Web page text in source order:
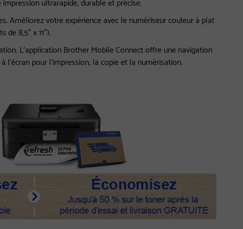
Améliorez votre expérience avec le numériseur couleur à plat
de 8,5″ x 11″).
L’application Brother Mobile Connect offre une navigation
l’écran pour l’impression, la copie et la numérisation.